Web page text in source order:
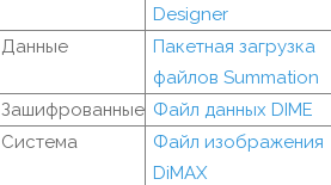
Designer
Данные
Пакетная загрузка
файлов Summation
Зашифрованные Файл данных DIME
Система
Файл изображения
DiMAX